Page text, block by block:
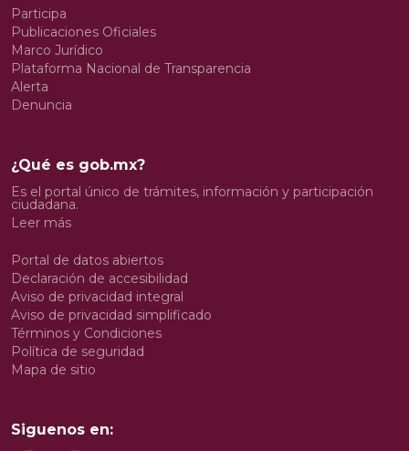
Participa
Publicaciones Oficiales
Marco Jurídico
Plataforma Nacional de Transparencia
Alerta
Denuncia
¿Qué es gob.mx?
Es el portal único de trámites, información y participación
ciudadana.
Leer más
Portal de datos abiertos
Declaración de accesibilidad
Aviso de privacidad integral
Aviso de privacidad simplificado
Términos y Condiciones
Política de seguridad
Mapa de sitio
Siguenos en: